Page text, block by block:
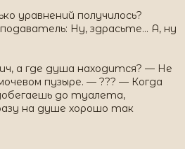
уравнений получилось?
Ну, здрасьте... А, ну
а где душа находится? — Не
пузыре. — ??? — Когда
до туалета,
на душе хорошо так